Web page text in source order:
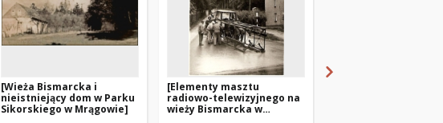
[Wieża Bismarcka i
nieistniejący dom w Parku
Sikorskiego w Mrągowie]
[Elementy masztu
radiowo-telewizyjnego na
wieży Bismarcka w